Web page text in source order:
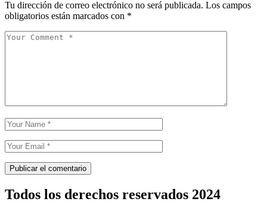
Tu dirección de correo electrónico no será publicada. Los campos
obligatorios están marcados con *
Todos los derechos reservados 2024